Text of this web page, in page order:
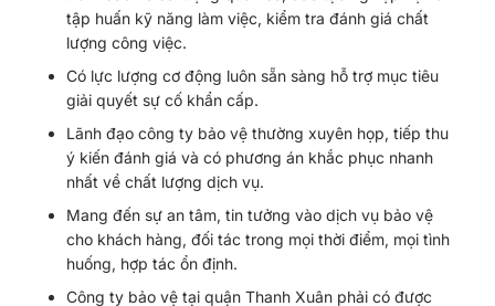
tập huấn kỹ năng làm việc, kiểm tra đánh giá chất
lượng công việc.
Có lực lượng cơ động luôn sẵn sàng hỗ trợ mục tiêu
giải quyết sự cố khẩn cấp.
Lãnh đạo công ty bảo vệ thường xuyên họp, tiếp thu
ý kiến đánh giá và có phương án khắc phục nhanh
nhất về chất lượng dịch vụ.
Mang đến sự an tâm, tin tưởng vào dịch vụ bảo vệ
cho khách hàng, đối tác trong mọi thời điểm, mọi tình
huống, hợp tác ổn định.
Công ty bảo vệ tại quận Thanh Xuân phải có được